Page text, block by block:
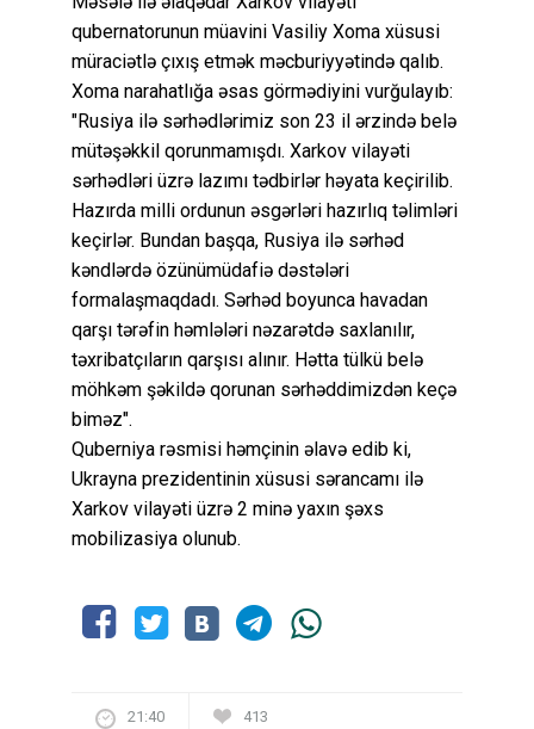
qubernatorunun müavini Vasiliy Xoma xüsusi
müraciətlə çıxış etmək məcburiyyətində qalıb.
Xoma narahatlığa əsas görmədiyini vurğulayıb:
"Rusiya ilə sərhədlərimiz son 23 il ərzində belə
mütəşəkkil qorunmamışdı. Xarkov vilayəti
sərhədləri üzrə lazımı tədbirlər həyata keçirilib.
Hazırda milli ordunun əsgərləri hazırlıq təlimləri
keçirlər. Bundan başqa, Rusiya ilə sərhəd
kəndlərdə özünümüdafiə dəstələri
formalaşmaqdadı. Sərhəd boyunca havadan
qarşı tərəfin həmlələri nəzarətdə saxlanılır,
təxribatçıların qarşısı alınır. Hətta tülkü belə
möhkəm şəkildə qorunan sərhəddimizdən keçə
biməz".
Quberniya rəsmisi həmçinin əlavə edib ki,
Ukrayna prezidentinin xüsusi sərancamı ilə
Xarkov vilayəti üzrə 2 minə yaxın şəxs
mobilizasiya olunub.
21:40 413